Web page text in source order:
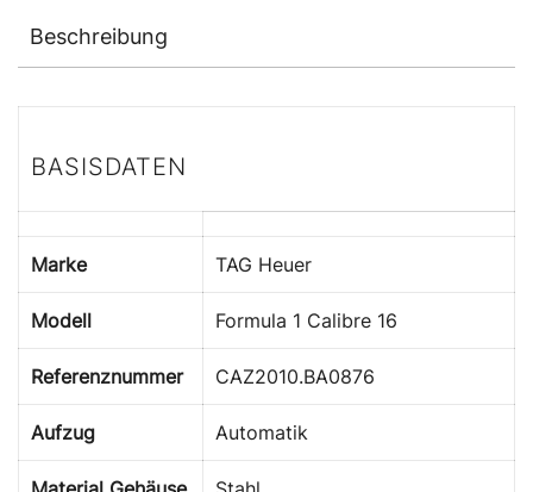
Beschreibung
BASISDATEN
Marke TAG Heuer
Modell Formula 1 Calibre 16
Referenznummer CAZ2010.BA0876
Aufzug Automatik